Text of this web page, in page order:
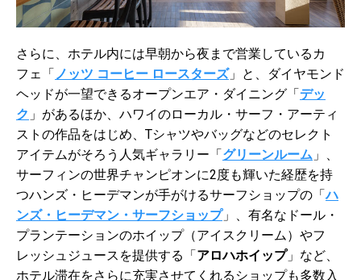
さらに、ホテル内には早朝から夜まで営業しているカ
フェ「 ノッツ コーヒー ロースターズ」と、ダイヤモンド
ヘッドが一望できるオープンエア・ダイニング「 デッ
ク 」があるほか、ハワイのローカル・サーフ・アーティ
ストの作品をはじめ、Tシャツやバッグなどのセレクト
アイテムがそろう人気ギャラリー「 グリーンルーム 」、
サーフィンの世界チャンピオンに2度も輝いた経歴を持
つハンズ・ヒーデマンが手がけるサーフショップの「ハ
ンズ・ヒーデマン・サーフショップ」、有名なドール・
プランテーションのホイップ（アイスクリーム）やフ
レッシュジュースを提供する「 アロハホイップ」など、
ホテル滞在をさらに充実させてくれるショップも多数入